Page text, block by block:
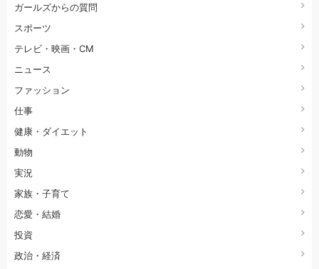
ガールズからの質問
スポーツ
テレビ・映画・CM
ニュース
ファッション
仕事
健康・ダイエット
動物
実況
家族・子育て
恋愛・結婚
投資
政治・経済